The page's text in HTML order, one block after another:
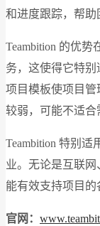
和进度跟踪，帮助
Teambition 的优
务，这使得它特
项目模板使项目
较弱，可能不适合
Teambition 特别
业。无论是互联网
能有效支持项目的
官网：